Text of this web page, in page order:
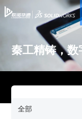
多学科仿真
秦工精铸，数
全部